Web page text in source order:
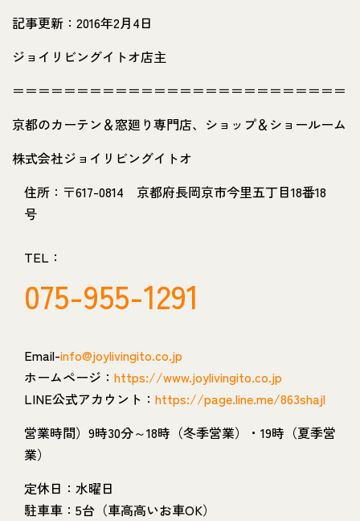
記事更新：2016年2月4日
ジョイリビングイトオ店主
＝＝＝＝＝＝＝＝＝＝＝＝＝＝＝＝＝＝＝＝＝＝＝＝＝＝
京都のカーテン＆窓廻り専門店、ショップ＆ショールーム
株式会社ジョイリビングイトオ
住所：〒617-0814 京都府長岡京市今里五丁目18番18
号
TEL：
075-955-1291
Email-info@joylivingito.co.jp
ホームページ： https://www.joylivingito.co.jp
LINE公式アカウント： https://page.line.me/863shajl
営業時間）9時30分～18時（冬季営業）・19時（夏季営
業）
定休日：水曜日
駐車車：5台（車高高いお車OK）